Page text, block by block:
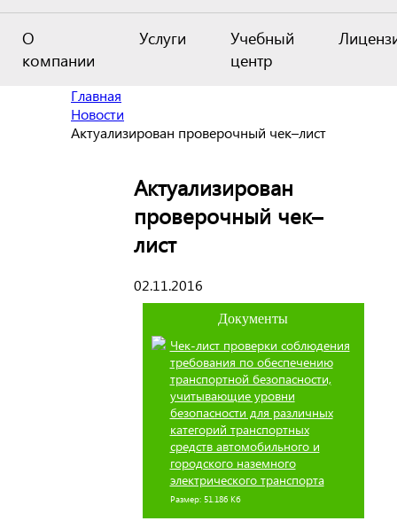
О
компании
Услуги
Учебный
центр
Главная
Новости
Актуализирован проверочный чек–лист
Актуализирован
проверочный чек–
лист
02.11.2016
Документы
Чек-лист проверки соблюдения
требования по обеспечению
транспортной безопасности,
учитывающие уровни
безопасности для различных
категорий транспортных
средств автомобильного и
городского наземного
электрического транспорта
Размер: 51.186 Кб